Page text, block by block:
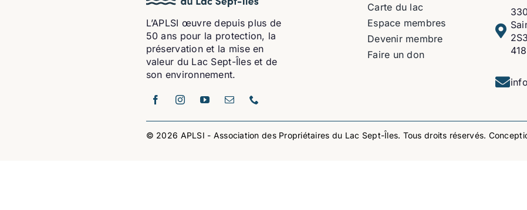
L’APLSI œuvre depuis plus de
50 ans pour la protection, la
préservation et la mise en
valeur du Lac Sept-Îles et de
son environnement.
Carte du lac
Espace membres
Devenir membre
Faire un don
2S3
© 2026 APLSI - Association des Propriétaires du Lac Sept-Îles. Tous droits réservés.